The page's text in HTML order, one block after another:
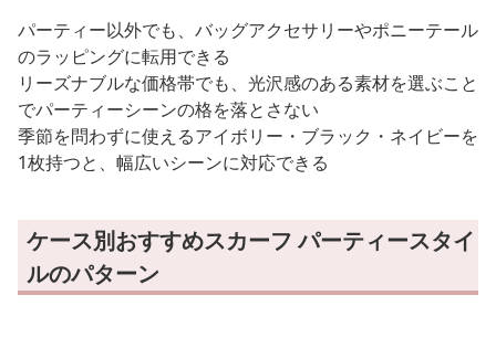
パーティー以外でも、バッグアクセサリーやポニーテール
のラッピングに転用できる
リーズナブルな価格帯でも、光沢感のある素材を選ぶこと
でパーティーシーンの格を落とさない
季節を問わずに使えるアイボリー・ブラック・ネイビーを
1枚持つと、幅広いシーンに対応できる
ケース別おすすめスカーフ パーティースタイ
ルのパターン